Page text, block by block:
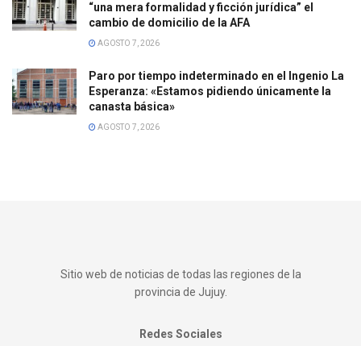
“una mera formalidad y ficción jurídica” el
cambio de domicilio de la AFA
AGOSTO 7, 2026
Paro por tiempo indeterminado en el Ingenio La
Esperanza: «Estamos pidiendo únicamente la
canasta básica»
AGOSTO 7, 2026
Sitio web de noticias de todas las regiones de la
provincia de Jujuy.
Redes Sociales